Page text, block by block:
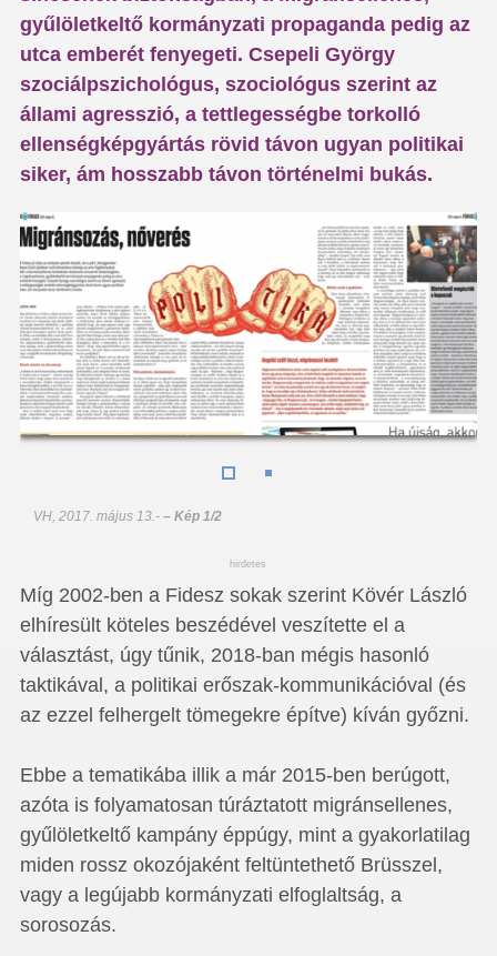
gyűlöletkeltő kormányzati propaganda pedig az
utca emberét fenyegeti. Csepeli György
szociálpszichológus, szociológus szerint az
állami agresszió, a tettlegességbe torkolló
ellenségképgyártás rövid távon ugyan politikai
siker, ám hosszabb távon történelmi bukás.
VH, 2017. május 13.-– Kép 1/2
hirdetes
Míg 2002-ben a Fidesz sokak szerint Kövér László
elhíresült köteles beszédével veszítette el a
választást, úgy tűnik, 2018-ban mégis hasonló
taktikával, a politikai erőszak-kommunikációval (és
az ezzel felhergelt tömegekre építve) kíván győzni.
Ebbe a tematikába illik a már 2015-ben berúgott,
azóta is folyamatosan túráztatott migránsellenes,
gyűlöletkeltő kampány éppúgy, mint a gyakorlatilag
miden rossz okozójaként feltüntethető Brüsszel,
vagy a legújabb kormányzati elfoglaltság, a
sorosozás.